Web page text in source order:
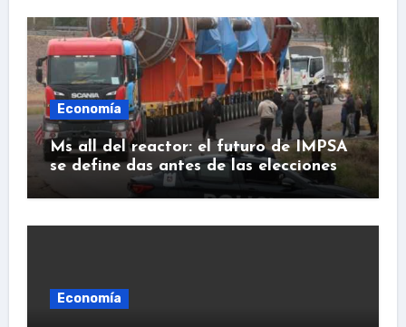
Economía
Ms all del reactor: el futuro de IMPSA
se define das antes de las elecciones
Economía